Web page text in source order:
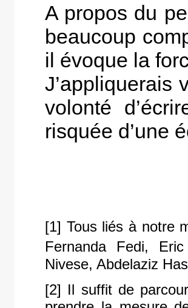
A propos du
beaucoup
il évoque la
J’appliquerais
volonté
risquée d’une
[1] Tous liés à notre
Fernanda Fedi,
Nivese, Abdelaziz
[2] Il suffit de